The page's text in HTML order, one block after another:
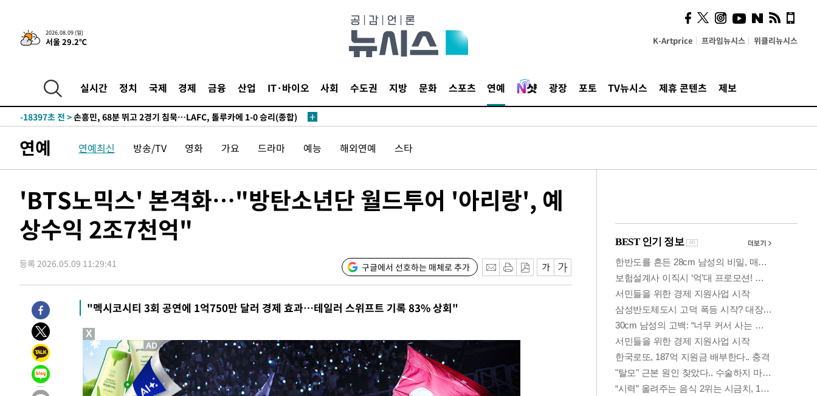
2026.08.09 (일)
서울 29.2℃ K-Artprice 프라임뉴시스 위클리뉴시스
실시간 정치 국제 경제 금융 산업 IT·바이오 사회 수도권 지방 문화 스포츠 연예 광장 포토 TV뉴시스 제휴 콘텐츠 제보
3시간 전 >“美 이란전 무기 소진…북한과 분쟁시 주한 미군 취약해질 수 있어”
-23105초 전 >
[속보]장은수, KLPGA 제주삼다수 역전 우승…데뷔 10년 차에 첫
-18470초 전 >
-18397초 전 >손흥민, 68분 뛰고 2경기 침묵…LAFC, 톨루카에 1-0 승리(종합)
-16421초 전 >
이강인, 오늘 서울서 AT마드리드 입단식…'전례 없는 특급대우'
-3303초 전 >'여긴 20도, 저긴 50도'…열화상 카메라로 본 폭염 저감시설 '온도
1시간 전 >
튀르키예 외무장관, "메카 3국 방위협정은 이란이 목표 아냐 " 밝혀
1시간 전 >
이군이 불법 군시설 건설한 레바논 남부에서 레바논군 3명 폭발로 부상
2시간 전 >[속보]美중부 사령관, 이스라엘 긴급방문 다중화된 전선 상황 논의
론 누출”
3시간 전 >‘축구의 신’ 아르헨티나 축구 선수 메시의 부친 지병 별세
3시간 전 >“美 이란전 무기 소진…북한과 분쟁시 주한 미군 취약해질 수 있어”
-30463초 전 >
"일본축구협회, 대한축구협회 성 접대 의혹 심판 조사"
-23105초 전 >
정상
-18470초 전 >
"얼마나 더웠으면"…안동 물길공원서 헤엄친 구렁이 '소동'
-18397초 전 >
손흥민, 68분 뛰고 2경기 침묵…LAFC, 톨루카에 1-0 승리(종합)
-17669초 전 >
'2경기 연속 침묵' 손흥민, 톨루카전 68분만 뛰고 슈팅 0개
-16421초 전 >
이강인, 오늘 서울서 AT마드리드 입단식…'전례 없는 특급대우'
연예 연예최신 방송/TV 영화 가요 드라마 예능 해외연예 스타
'BTS노믹스' 본격화…"방탄소년단 월드투어 '아리랑', 예
상수익 2조7천억"
등록 2026.05.09 11:29:41 구글에서 선호하는 매체로 추가
"멕시코시티 3회 공연에 1억750만 달러 경제 효과…테일러 스위프트 기록 83% 상회"
사이 해답 찾았죠"…알을
깨고 나온 '초자아'
X